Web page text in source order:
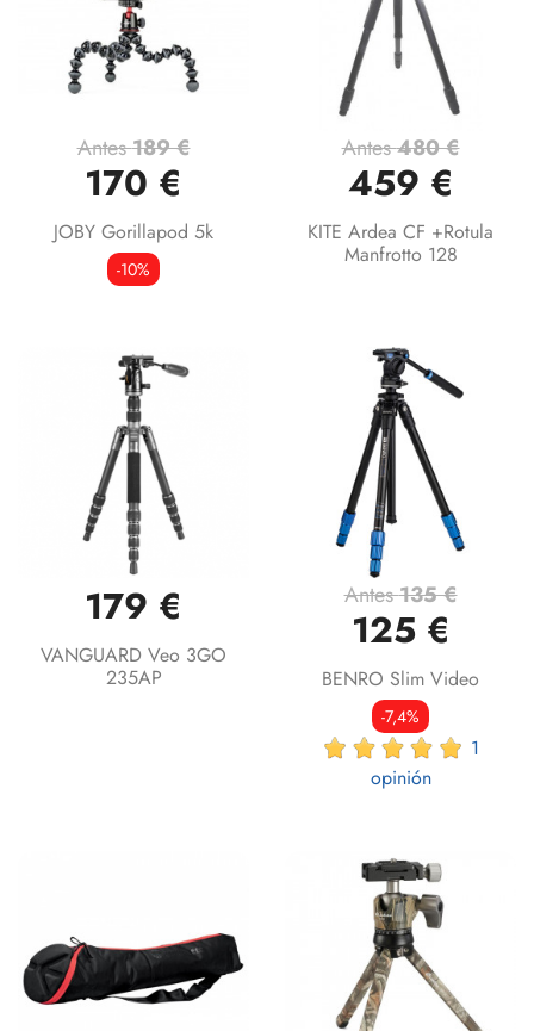
Antes189 €
170 €
JOBY Gorillapod 5k
-10%
Antes480 €
459 €
KITE Ardea CF +Rotula
Manfrotto 128
179 €
VANGUARD Veo 3GO
235AP
Antes135 €
125 €
BENRO Slim Video
-7,4%
1
opinión